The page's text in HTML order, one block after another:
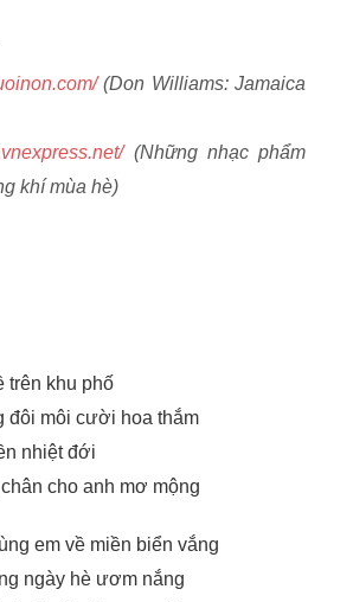
(Don Williams: Jamaica
(Những nhạc phẩm
khí mùa hè)
trên khu phố
đôi môi cười hoa thắm
nhiệt đới
cho anh mơ mộng
em về miền biển vắng
ngày hè ươm nắng